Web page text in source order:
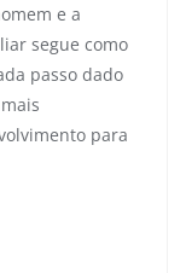
e a
segue como
passo dado
para